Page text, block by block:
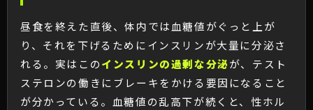
昼食を終えた直後、体内では血糖値がぐっと上が
り、それを下げるためにインスリンが大量に分泌さ
れる。実はこのインスリンの過剰な分泌が、テスト
ステロンの働きにブレーキをかける要因になること
が分かっている。血糖値の乱高下が続くと、性ホル